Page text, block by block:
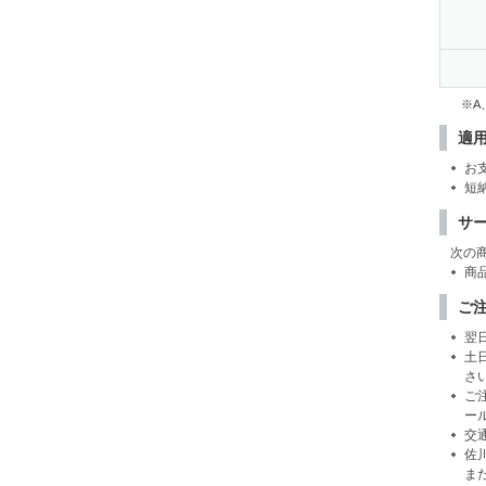
※A
適
お
短
サ
次の
商
ご
翌
土
さ
ご
ー
交
佐
ま